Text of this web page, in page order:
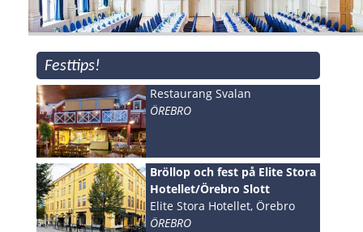
Festtips!
Restaurang Svalan
ÖREBRO
Bröllop och fest på Elite Stora
Hotellet/Örebro Slott
Elite Stora Hotellet, Örebro
ÖREBRO